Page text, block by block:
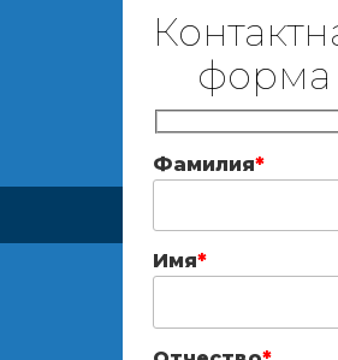
форма
Фамилия*
Имя*